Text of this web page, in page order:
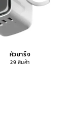
หัวชาร์จ
29 สินค้า